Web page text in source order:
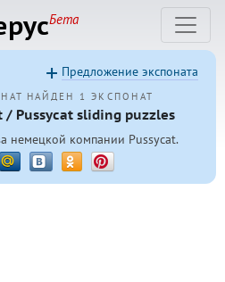
Бета
НАЙДЕН 1 ЭКСПОНАТ
/ Pussycat sliding puzzles
немецкой компании Pussycat.
Предложение экспоната